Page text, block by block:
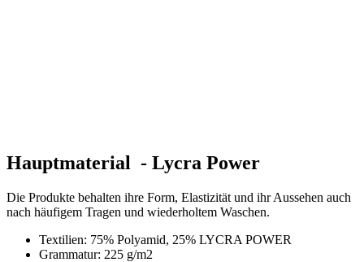
Hauptmaterial - Lycra Power
Die Produkte behalten ihre Form, Elastizität und ihr Aussehen auch
nach häufigem Tragen und wiederholtem Waschen.
Textilien: 75% Polyamid, 25% LYCRA POWER
Grammatur: 225 g/m2